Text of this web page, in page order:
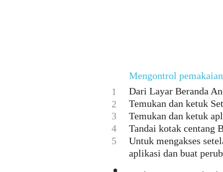
Mengontrol
1
Dari Layar Beranda
2
Temukan dan ketuk
3
Temukan dan ketuk
4
Tandai kotak centang
5
Untuk mengakses
aplikasi dan buat